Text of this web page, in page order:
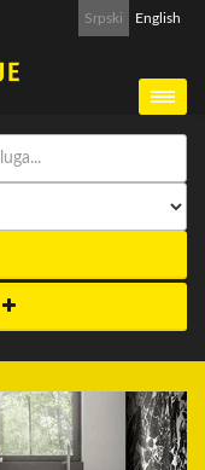
Srpski English